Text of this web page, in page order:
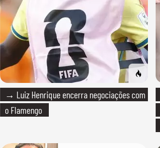
→ Luiz Henrique encerra negociações com
o Flamengo